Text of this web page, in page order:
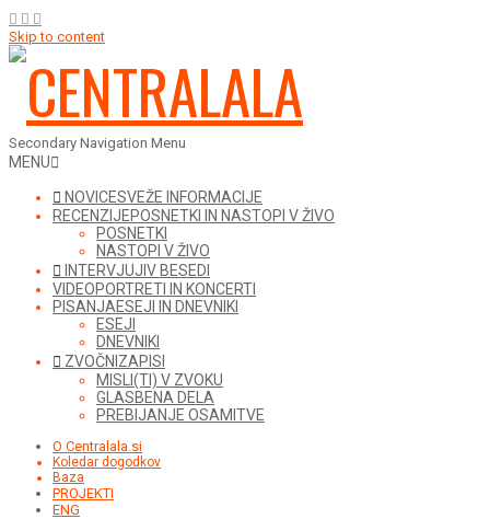
Skip to content
Secondary Navigation Menu
MENU
NOVICESVEŽE INFORMACIJE
RECENZIJEPOSNETKI IN NASTOPI V ŽIVO
POSNETKI
NASTOPI V ŽIVO
INTERVJUJI V BESEDI
VIDEOPORTRETI IN KONCERTI
PISANJAESEJI IN DNEVNIKI
ESEJI
DNEVNIKI
ZVOČNI ZAPISI
MISLI(TI) V ZVOKU
GLASBENA DELA
PREBIJANJE OSAMITVE
O Centralala.si
Koledar dogodkov
Baza
PROJEKTI
ENG